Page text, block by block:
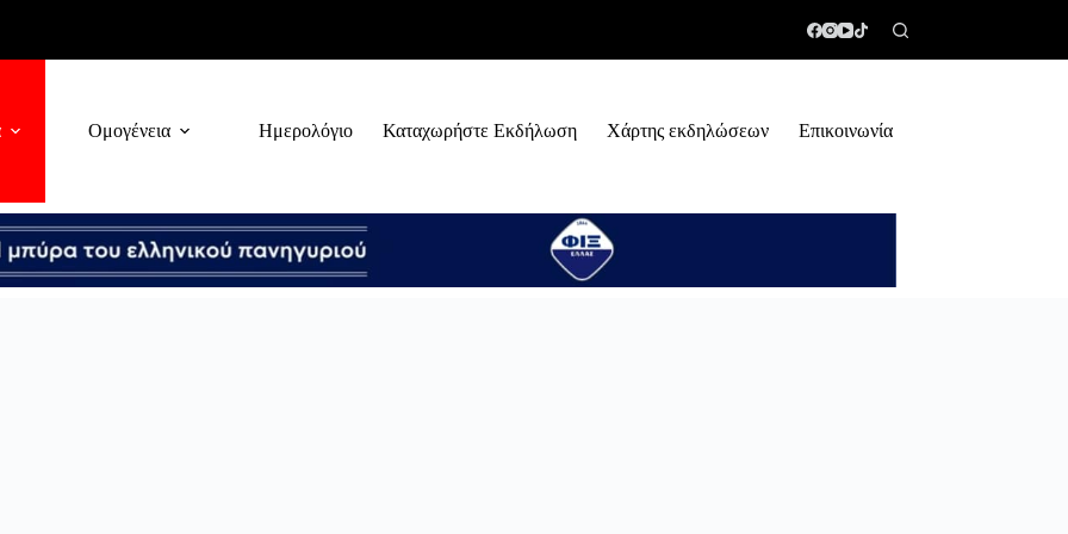
Ομογένεια Ημερολόγιο Καταχωρήστε Εκδήλωση Χάρτης εκδηλώσεων Επικοινωνία